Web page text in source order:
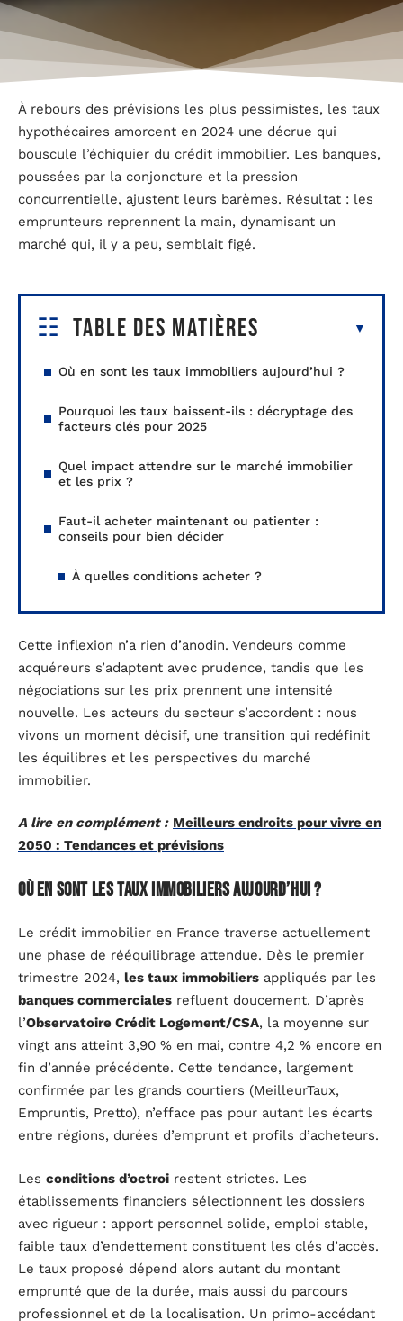
À rebours des prévisions les plus pessimistes, les taux
hypothécaires amorcent en 2024 une décrue qui
bouscule l’échiquier du crédit immobilier. Les banques,
poussées par la conjoncture et la pression
concurrentielle, ajustent leurs barèmes. Résultat : les
emprunteurs reprennent la main, dynamisant un
marché qui, il y a peu, semblait figé.
Table des matières
Où en sont les taux immobiliers aujourd’hui ?
Pourquoi les taux baissent-ils : décryptage des
facteurs clés pour 2025
Quel impact attendre sur le marché immobilier
et les prix ?
Faut-il acheter maintenant ou patienter :
conseils pour bien décider
À quelles conditions acheter ?
Cette inflexion n’a rien d’anodin. Vendeurs comme
acquéreurs s’adaptent avec prudence, tandis que les
négociations sur les prix prennent une intensité
nouvelle. Les acteurs du secteur s’accordent : nous
vivons un moment décisif, une transition qui redéfinit
les équilibres et les perspectives du marché
immobilier.
A lire en complément : Meilleurs endroits pour vivre en
2050 : Tendances et prévisions
Où en sont les taux immobiliers aujourd’hui ?
Le crédit immobilier en France traverse actuellement
une phase de rééquilibrage attendue. Dès le premier
trimestre 2024, les taux immobiliers appliqués par les
banques commerciales refluent doucement. D’après
l’Observatoire Crédit Logement/CSA, la moyenne sur
vingt ans atteint 3,90 % en mai, contre 4,2 % encore en
fin d’année précédente. Cette tendance, largement
confirmée par les grands courtiers (MeilleurTaux,
Empruntis, Pretto), n’efface pas pour autant les écarts
entre régions, durées d’emprunt et profils d’acheteurs.
Les conditions d’octroi restent strictes. Les
établissements financiers sélectionnent les dossiers
avec rigueur : apport personnel solide, emploi stable,
faible taux d’endettement constituent les clés d’accès.
Le taux proposé dépend alors autant du montant
emprunté que de la durée, mais aussi du parcours
professionnel et de la localisation. Un primo-accédant